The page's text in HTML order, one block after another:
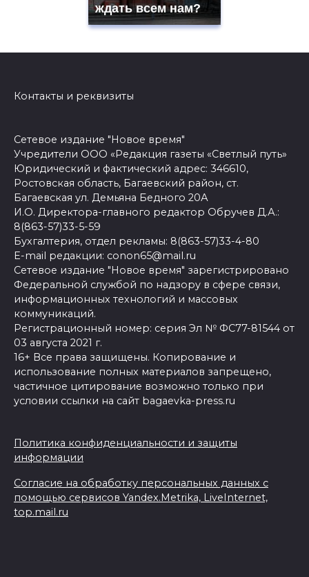
ждать всем нам?
Контакты и реквизиты
Сетевое издание "Новое время"
Учредители ООО «Редакция газеты «Светлый путь»
Юридический и фактический адрес: 346610,
Ростовская область, Багаевский район, ст.
Багаевская ул. Демьяна Бедного 20А
И.О. Директора-главного редактор Обручев Д.А.:
8(863-57)33-5-59
Бухгалтерия, отдел рекламы: 8(863-57)33-4-80
E-mail редакции: conon65@mail.ru
Сетевое издание "Новое время" зарегистрировано
Федеральной службой по надзору в сфере связи,
информационных технологий и массовых
коммуникаций.
Регистрационный номер: серия Эл № ФС77-81544 от
03 августа 2021 г.
16+ Все права защищены. Копирование и
использование полных материалов запрещено,
частичное цитирование возможно только при
условии ссылки на сайт bagaevka-press.ru
Политика конфиденциальности и защиты
информации
Согласие на обработку персональных данных с
помощью сервисов Yandex.Metrika, LiveInternet,
top.mail.ru